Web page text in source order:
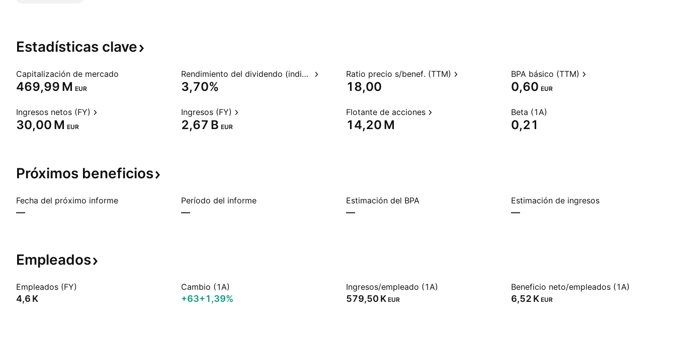
Estadísticas clave
Capitalización de mercado
‪469,99 M‬ EUR
Rendimiento del dividendo (indicado)
3,70%
Ratio precio s/benef. (TTM)
18,00
BPA básico (TTM)
0,60 EUR
Ingresos netos (FY)
‪30,00 M‬ EUR
Ingresos (FY)
‪2,67 B‬ EUR
Flotante de acciones
‪14,20 M‬
Beta (1A)
0,21
Próximos beneficios
Fecha del próximo informe
—
Período del informe
—
Estimación del BPA
—
Estimación de ingresos
—
Empleados
Empleados (FY)
‪4,6 K‬
Cambio (1A)
+63+1,39%
Ingresos/empleado (1A)
‪579,50 K‬ EUR
Beneficio neto/empleados (1A)
‪6,52 K‬ EUR